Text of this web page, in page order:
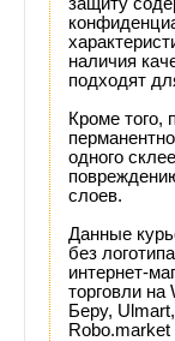
наличия
подходят
Кроме того,
одного
слоев.
Данные
без
интернет-
торговли на
Беру,
Robo.market